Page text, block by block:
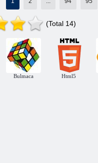
(Total 14)
Bulmaca Html5